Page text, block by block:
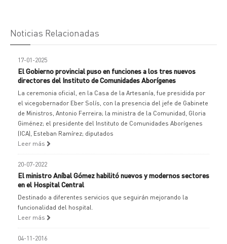
Noticias Relacionadas
17-01-2025
El Gobierno provincial puso en funciones a los tres nuevos
directores del Instituto de Comunidades Aborígenes
La ceremonia oficial, en la Casa de la Artesanía, fue presidida por
el vicegobernador Eber Solís, con la presencia del jefe de Gabinete
de Ministros, Antonio Ferreira; la ministra de la Comunidad, Gloria
Giménez; el presidente del Instituto de Comunidades Aborígenes
(ICA), Esteban Ramírez; diputados
Leer más
20-07-2022
El ministro Aníbal Gómez habilitó nuevos y modernos sectores
en el Hospital Central
Destinado a diferentes servicios que seguirán mejorando la
funcionalidad del hospital.
Leer más
04-11-2016